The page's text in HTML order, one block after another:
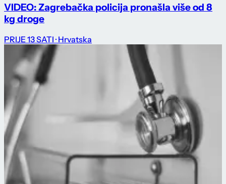
VIDEO: Zagrebačka policija pronašla više od 8
kg droge
PRIJE 13 SATI · Hrvatska